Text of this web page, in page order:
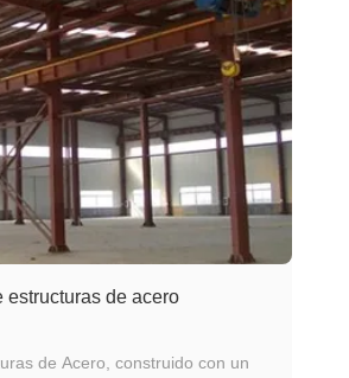
estructuras de acero
de Acero, construido con un